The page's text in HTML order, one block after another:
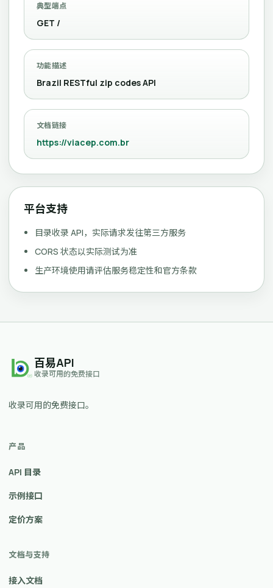
典型端点
GET /
功能描述
Brazil RESTful zip codes API
文档链接
https://viacep.com.br
平台支持
目录收录 API，实际请求发往第三方服务
CORS 状态以实际测试为准
生产环境使用请评估服务稳定性和官方条款
百易API
收录可用的免费接口
收录可用的免费接口。
产品
API 目录
示例接口
定价方案
文档与支持
接入文档